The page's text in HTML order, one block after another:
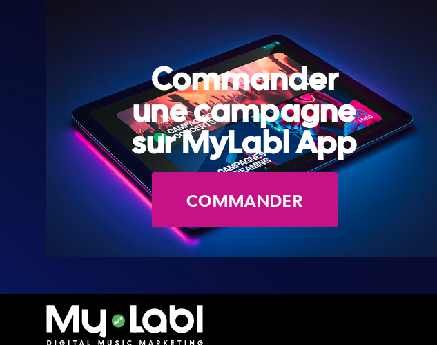
Commander
une campagne
sur MyLabl App
COMMANDER